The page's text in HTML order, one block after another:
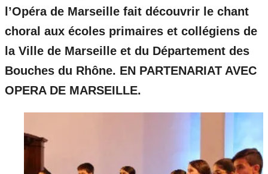
l’Opéra de Marseille fait découvrir le chant
choral aux écoles primaires et collégiens de
la Ville de Marseille et du Département des
Bouches du Rhône. EN PARTENARIAT AVEC
OPERA DE MARSEILLE.